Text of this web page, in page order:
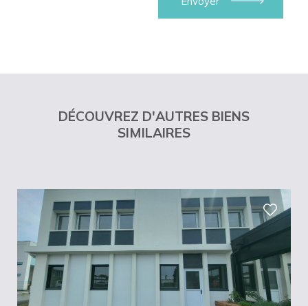
DÉCOUVREZ D'AUTRES BIENS
SIMILAIRES